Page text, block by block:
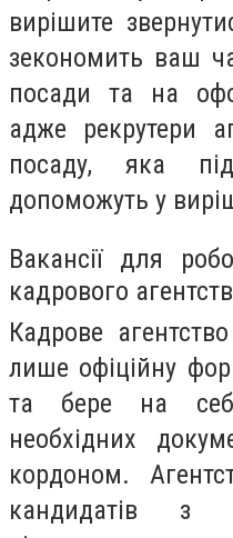
вирішите
зекономить ваш
посади та на
адже рекрутери
посаду, яка
допоможуть у
Вакансії для
кадрового
Кадрове
лише офіційну
та бере на
необхідних
кордоном.
кандидатів з